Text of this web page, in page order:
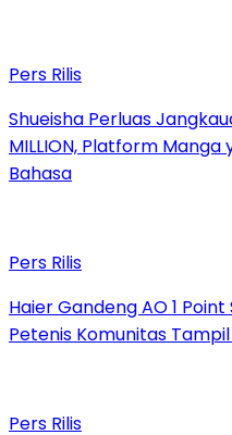
Pers Rilis
Shueisha Perluas
MILLION, Platform
Bahasa
Pers Rilis
Haier Gandeng AO 1
Petenis Komunitas
Pers Rilis